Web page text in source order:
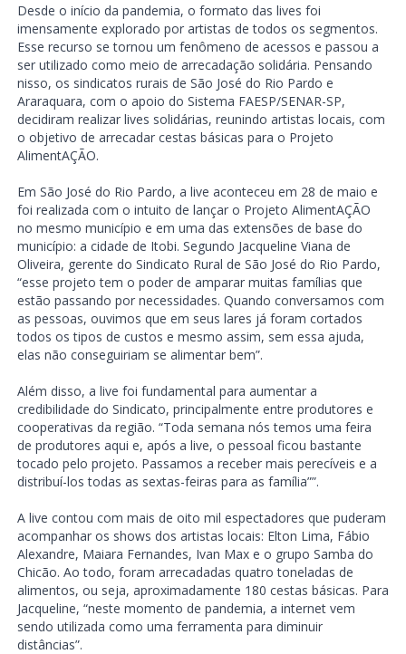
Desde o início da pandemia, o formato das lives foi
imensamente explorado por artistas de todos os segmentos.
Esse recurso se tornou um fenômeno de acessos e passou a
ser utilizado como meio de arrecadação solidária. Pensando
nisso, os sindicatos rurais de São José do Rio Pardo e
Araraquara, com o apoio do Sistema FAESP/SENAR-SP,
decidiram realizar lives solidárias, reunindo artistas locais, com
o objetivo de arrecadar cestas básicas para o Projeto
AlimentAÇÃO.
Em São José do Rio Pardo, a live aconteceu em 28 de maio e
foi realizada com o intuito de lançar o Projeto AlimentAÇÃO
no mesmo município e em uma das extensões de base do
município: a cidade de Itobi. Segundo Jacqueline Viana de
Oliveira, gerente do Sindicato Rural de São José do Rio Pardo,
“esse projeto tem o poder de amparar muitas famílias que
estão passando por necessidades. Quando conversamos com
as pessoas, ouvimos que em seus lares já foram cortados
todos os tipos de custos e mesmo assim, sem essa ajuda,
elas não conseguiriam se alimentar bem”.
Além disso, a live foi fundamental para aumentar a
credibilidade do Sindicato, principalmente entre produtores e
cooperativas da região. “Toda semana nós temos uma feira
de produtores aqui e, após a live, o pessoal ficou bastante
tocado pelo projeto. Passamos a receber mais perecíveis e a
distribuí-los todas as sextas-feiras para as família””.
A live contou com mais de oito mil espectadores que puderam
acompanhar os shows dos artistas locais: Elton Lima, Fábio
Alexandre, Maiara Fernandes, Ivan Max e o grupo Samba do
Chicão. Ao todo, foram arrecadadas quatro toneladas de
alimentos, ou seja, aproximadamente 180 cestas básicas. Para
Jacqueline, “neste momento de pandemia, a internet vem
sendo utilizada como uma ferramenta para diminuir
distâncias”.